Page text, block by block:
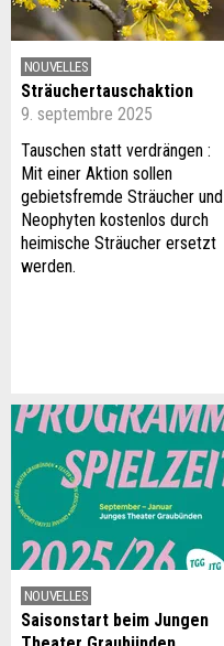
NOUVELLES
Sträuchertauschaktion
9. septembre 2025
Tauschen statt verdrängen :
Mit einer Aktion sollen
gebietsfremde Sträucher und
Neophyten kostenlos durch
heimische Sträucher ersetzt
werden.
NOUVELLES
Saisonstart beim Jungen